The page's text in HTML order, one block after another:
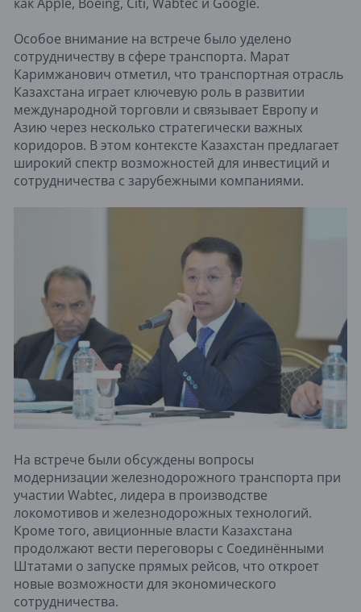
Особое внимание на встрече было уделено
сотрудничеству в сфере транспорта. Марат
Каримжанович отметил, что транспортная отрасль
Казахстана играет ключевую роль в развитии
международной торговли и связывает Европу и
Азию через несколько стратегически важных
коридоров. В этом контексте Казахстан предлагает
широкий спектр возможностей для инвестиций и
сотрудничества с зарубежными компаниями.
На встрече были обсуждены вопросы
модернизации железнодорожного транспорта при
участии Wabtec, лидера в производстве
локомотивов и железнодорожных технологий.
Кроме того, авиционные власти Казахстана
продолжают вести переговоры с Соединёнными
Штатами о запуске прямых рейсов, что откроет
новые возможности для экономического
сотрудничества.